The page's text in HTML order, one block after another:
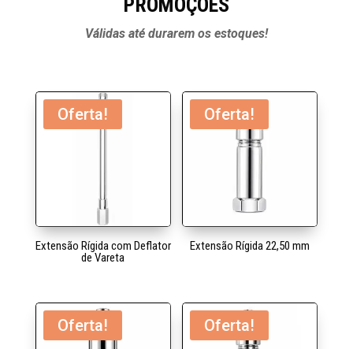
PROMOÇÕES
Válidas até durarem os estoques!
Oferta!
Extensão Rígida com Deflator
de Vareta
Oferta!
Extensão Rígida 22,50 mm
Oferta! Oferta!